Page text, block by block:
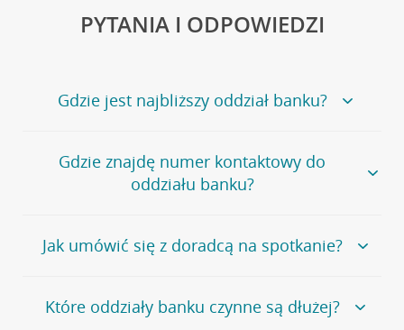
PYTANIA I ODPOWIEDZI
Gdzie jest najbliższy oddział banku?
Jeśli szukasz oddziału naszego banku, zapraszamy na
stronęPlacówki i bankomaty, na której znajduje się
wygodna wyszukiwarka.
oddziałów
Gdzie znajdę numer kontaktowy do
oddziału banku?
Bank Credit Agricole nie udostępnia ogólnego numeru
telefonu do placówki bankowej.
umówienia się z doradcą w placówce bankowej .
Jak umówić się z doradcą na spotkanie?
Jeśli jesteś już naszym
klientemmożeszsamodzielnieumówić się na spotkanie z
Które oddziały banku czynne są dłużej?